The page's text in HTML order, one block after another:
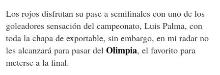
Los rojos disfrutan su pase a semifinales con uno de los
goleadores sensación del campeonato, Luis Palma, con
toda la chapa de exportable, sin embargo, en mi radar no
les alcanzará para pasar del Olimpia, el favorito para
meterse a la final.